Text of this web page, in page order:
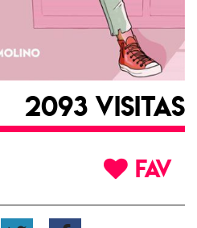
2093 VISITAS
FAV